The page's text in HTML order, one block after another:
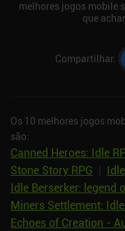
melhores jogos mobile
que
Compartilhar:
Os 10 melhores jogos
são:
Canned Heroes: Idle
Stone Story RPG
Idle Berserker: legend
Miners Settlement: Idle
Echoes of Creation -